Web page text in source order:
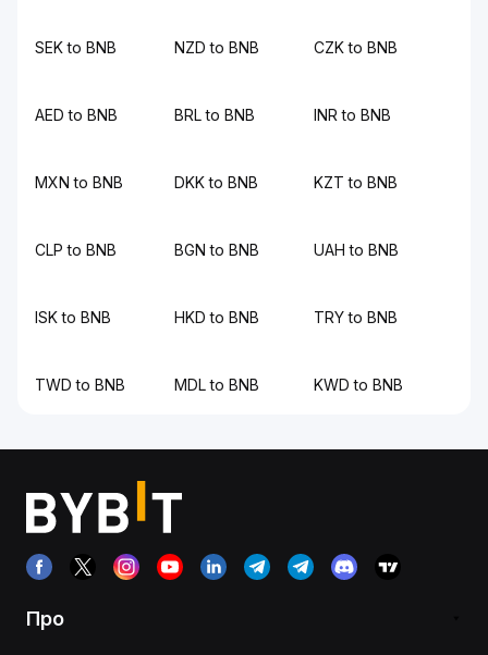
SEK to BNB NZD to BNB CZK to BNB
AED to BNB BRL to BNB INR to BNB
MXN to BNB DKK to BNB KZT to BNB
CLP to BNB BGN to BNB UAH to BNB
ISK to BNB HKD to BNB TRY to BNB
TWD to BNB MDL to BNB KWD to BNB
Про